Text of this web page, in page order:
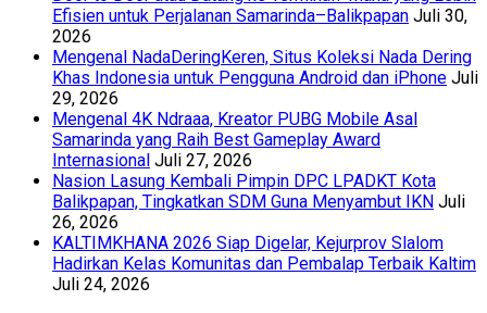
Efisien untuk Perjalanan Samarinda–Balikpapan Juli 30,
2026
Mengenal NadaDeringKeren, Situs Koleksi Nada Dering
Khas Indonesia untuk Pengguna Android dan iPhone Juli
29, 2026
Mengenal 4K Ndraaa, Kreator PUBG Mobile Asal
Samarinda yang Raih Best Gameplay Award
Internasional Juli 27, 2026
Nasion Lasung Kembali Pimpin DPC LPADKT Kota
Balikpapan, Tingkatkan SDM Guna Menyambut IKN Juli
26, 2026
KALTIMKHANA 2026 Siap Digelar, Kejurprov Slalom
Hadirkan Kelas Komunitas dan Pembalap Terbaik Kaltim
Juli 24, 2026